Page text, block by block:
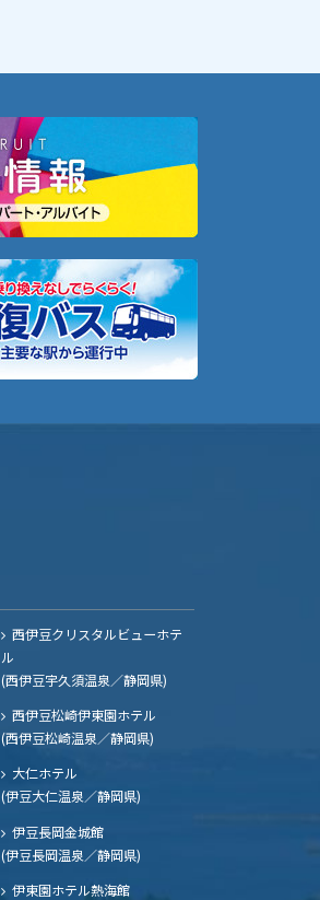
西伊豆クリスタルビューホテ
ル
(西伊豆宇久須温泉／静岡県)
西伊豆松崎伊東園ホテル
(西伊豆松崎温泉／静岡県)
大仁ホテル
(伊豆大仁温泉／静岡県)
伊豆長岡金城館
(伊豆長岡温泉／静岡県)
伊東園ホテル熱海館